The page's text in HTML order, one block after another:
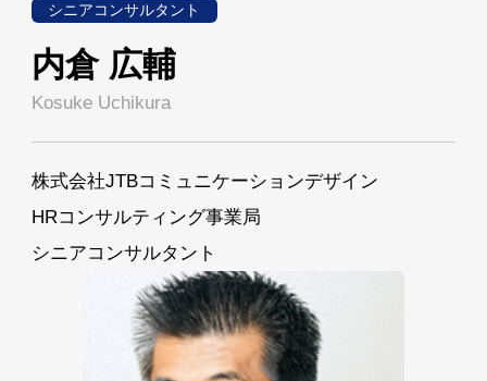
シニアコンサルタント
内倉 広輔
Kosuke Uchikura
株式会社JTBコミュニケーションデザイン
HRコンサルティング事業局
シニアコンサルタント